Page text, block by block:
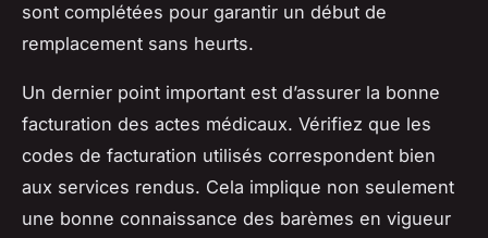
sont complétées pour garantir un début de
remplacement sans heurts.
Un dernier point important est d’assurer la bonne
facturation des actes médicaux. Vérifiez que les
codes de facturation utilisés correspondent bien
aux services rendus. Cela implique non seulement
une bonne connaissance des barèmes en vigueur